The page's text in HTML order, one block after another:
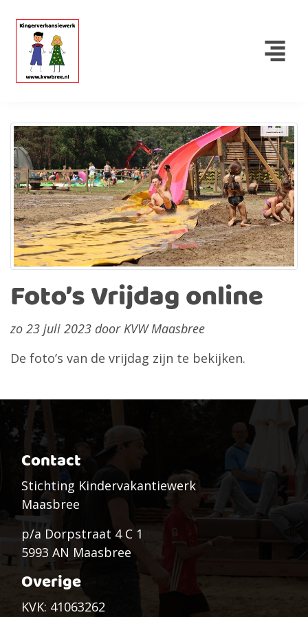
Foto’s Vrijdag online
zo 23 juli 2023 door KVW Maasbree
De foto’s van de vrijdag zijn te bekijken.
Contact
Stichting Kindervakantiewerk
Maasbree
p/a Dorpstraat 4 C 1
5993 AN Maasbree
Overige
KVK: 41063262